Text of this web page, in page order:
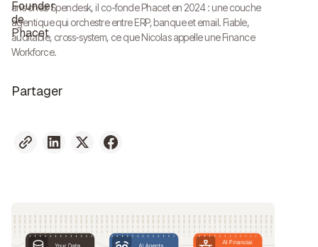
ans chez Spendesk, il co-fonde Phacet en 2024 : une couche
agentique qui orchestre entre ERP, banque et email. Fiable,
auditable, cross-system, ce que Nicolas appelle une Finance
Workforce.
Partager